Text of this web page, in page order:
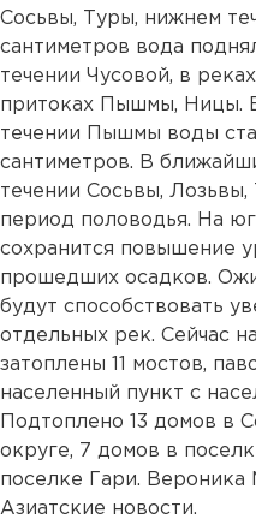
Сосьвы, Туры, нижнем
сантиметров вода
течении Чусовой, в
притоках Пышмы, Ницы.
течении Пышмы воды
сантиметров. В
течении Сосьвы,
период половодья. На
сохранится повышение
прошедших осадков.
будут способствовать
отдельных рек. Сейчас
затоплены 11 мостов,
населенный пункт с
Подтоплено 13 домов в
округе, 7 домов в
поселке Гари. Вероника
Азиатские новости.